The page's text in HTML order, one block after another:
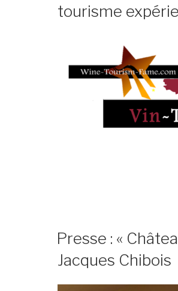
tourisme
LE
Presse : «
Jacques Chibois